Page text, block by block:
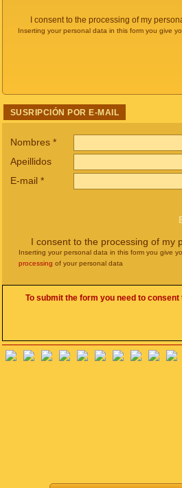
I consent to the processing of my
Inserting your personal data in this form you give
SUSRIPCIÓN POR E-MAIL
Nombres *
Apeillidos
E-mail *
I consent to the processing of my
Inserting your personal data in this form you give
processing of your personal data
To submit the form you need to